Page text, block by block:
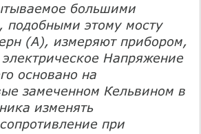
большими
подобными этому мосту
(А), измеряют прибором,
Напряжение
основано на
замеченном Кельвином в
изменять
при